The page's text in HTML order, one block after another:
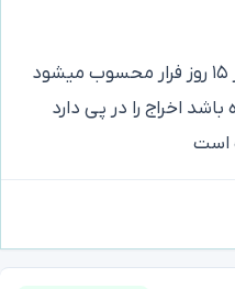
در نیروهای مسلح غیبت بیش از ۱۵ روز فرار محسوب میشود
زمان فرار لبش از ۶ ماه باشد اخراج را در پی دارد
است